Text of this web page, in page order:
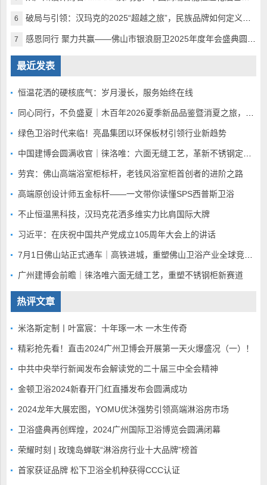
6 破局与引领：汉玛克的2025“超越之旅”，民族品牌如何定义全球高奢沐浴
7 感恩同行 聚力共赢——佛山市银浪厨卫2025年度年会盛典圆满落幕
最近发表
恒温花洒的硬核底气：岁月漫长，服务始终在线
绿色卫浴时代来临！亮晶集团以环保板材引领行业新趋势
劳宾：佛山高端浴室柜标杆，老钱风浴室柜首创者的进阶之路
高端原创设计师五金标杆——一文带你读懂SPS西普斯卫浴
不止恒温黑科技，汉玛克花洒多维实力比肩国际大牌
习近平：在庆祝中国共产党成立105周年大会上的讲话
7月1日佛山站正式通车｜高铁进城，重塑佛山卫浴产业全球竞争底盘
广州建博会前瞻｜徕洛唯六面无缝工艺，重塑不锈钢柜新赛道
热评文章
米洛斯定制丨叶富宸：十年琢一木 一木生传奇
精彩抢先看！直击2024广州卫博会开展第一天火爆盛况（一）！
中共中央举行新闻发布会解读党的二十届三中全会精神
金顿卫浴2024新春开门红直播发布会圆满成功
2024龙年大展宏图，YOMU优沐强势引领高端淋浴房市场
卫浴盛典再创辉煌，2024广州国际卫浴博览会圆满闭幕
荣耀时刻 | 玫瑰岛蝉联“淋浴房行业十大品牌”榜首
首家获证品牌 松下卫浴全机种获得CCC认证